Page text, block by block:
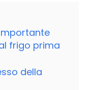
frigo prima
della